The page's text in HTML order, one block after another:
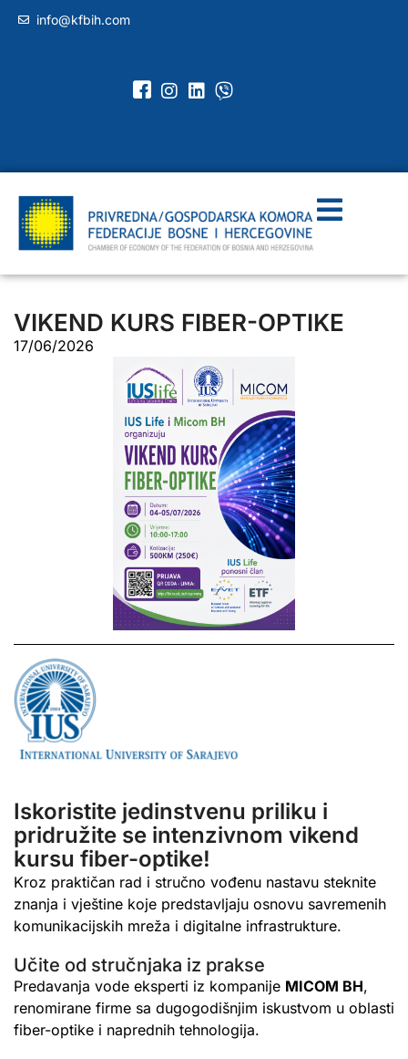
info@kfbih.com
VIKEND KURS FIBER-OPTIKE
17/06/2026
Iskoristite jedinstvenu priliku i
pridružite se intenzivnom vikend
kursu fiber-optike!
Kroz praktičan rad i stručno vođenu nastavu steknite
znanja i vještine koje predstavljaju osnovu savremenih
komunikacijskih mreža i digitalne infrastrukture.
Učite od stručnjaka iz prakse
Predavanja vode eksperti iz kompanije MICOM BH,
renomirane firme sa dugogodišnjim iskustvom u oblasti
fiber-optike i naprednih tehnologija.